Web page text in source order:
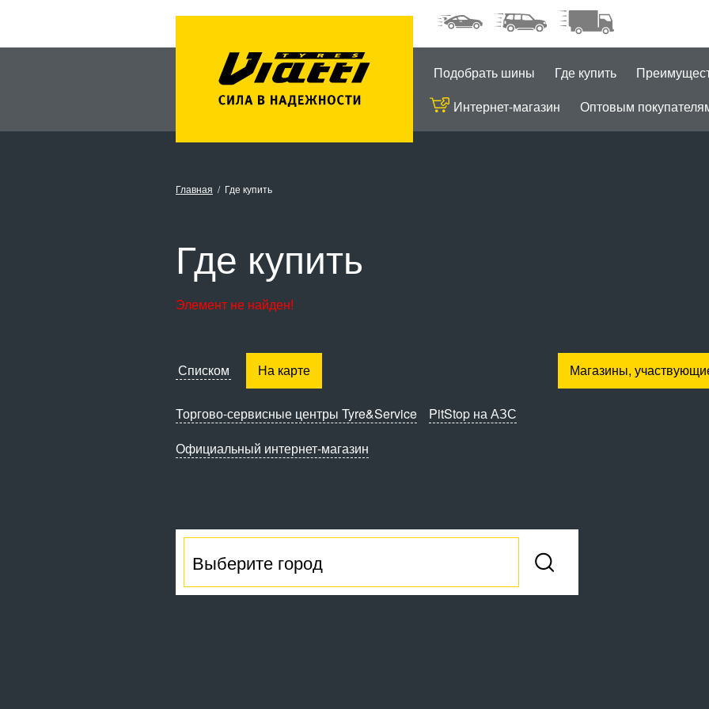
Подобрать шины Где купить
Интернет-магазин
Оптовым
Главная Где купить
Где купить
Элемент не найден!
Списком На карте
Торгово-сервисные центры Tyre&Service
PitStop на АЗС
Официальный интернет-магазин
Магазины,